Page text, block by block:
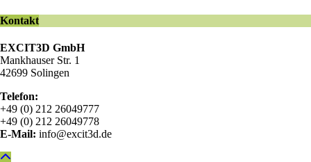
Kontakt
EXCIT3D GmbH
Mankhauser Str. 1
42699 Solingen
Telefon:
+49 (0) 212 26049777
+49 (0) 212 26049778
E-Mail: info@excit3d.de